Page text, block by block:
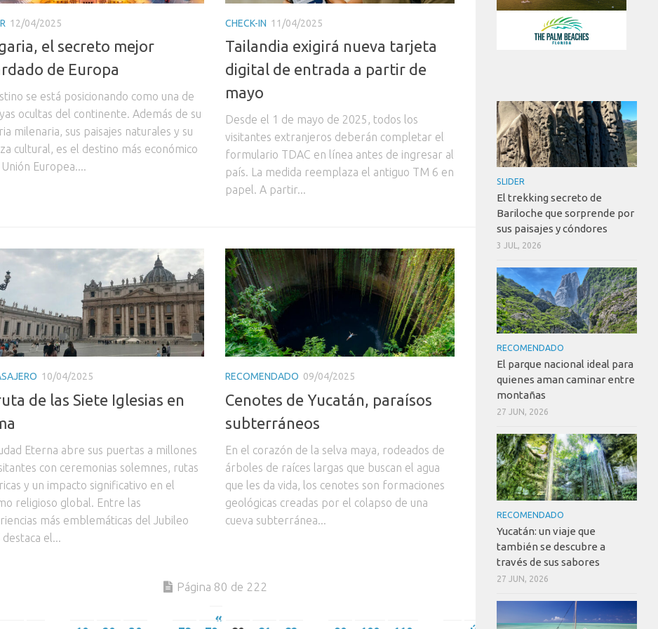
12/04/2025
el secreto mejor
de Europa
se está posicionando como una de
ocultas del continente. Además de su
milenaria, sus paisajes naturales y su
cultural, es el destino más económico
Europea....
CHECK-IN 11/04/2025
Tailandia exigirá nueva tarjeta
digital de entrada a partir de
mayo
Desde el 1 de mayo de 2025, todos los
visitantes extranjeros deberán completar el
formulario TDAC en línea antes de ingresar al
país. La medida reemplaza el antiguo TM 6 en
papel. A partir...
10/04/2025
de las Siete Iglesias en
Eterna abre sus puertas a millones
con ceremonias solemnes, rutas
y un impacto significativo en el
religioso global. Entre las
más emblemáticas del Jubileo
el...
RECOMENDADO 09/04/2025
Cenotes de Yucatán, paraísos
subterráneos
En el corazón de la selva maya, rodeados de
árboles de raíces largas que buscan el agua
que les da vida, los cenotes son formaciones
geológicas creadas por el colapso de una
cueva subterránea...
Página 80 de 222
«
SLIDER
El trekking secreto de
Bariloche que sorprende por
sus paisajes y cóndores
3 JUL, 2026
RECOMENDADO
El parque nacional ideal para
quienes aman caminar entre
montañas
27 JUN, 2026
RECOMENDADO
Yucatán: un viaje que
también se descubre a
través de sus sabores
27 JUN, 2026